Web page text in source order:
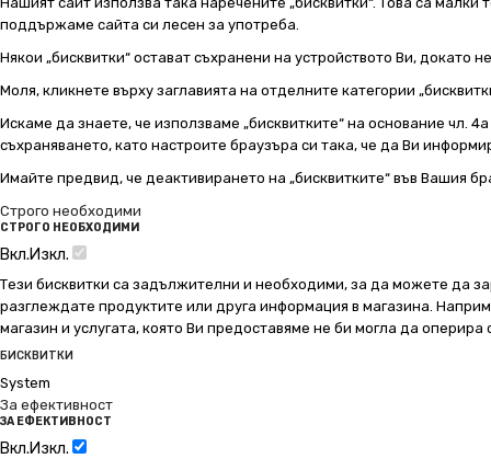
поддържаме сайта си лесен за употреба.
Някои „бисквитки“ остават съхранени на устройството Ви,
Моля, кликнете върху заглавията на отделните категории
Искаме да знаете, че използваме „бисквитките“ на основание чл.
съхраняването, като настроите браузъра си така, че да Ви
Имайте предвид, че деактивирането на „бисквитките“ във Вашия
Строго необходими
СТРОГО НЕОБХОДИМИ
Вкл.Изкл.
Тези бисквитки са задължителни и необходими, за да можете да
разглеждате продуктите или друга информация в магазина.
магазин и услугата, която Ви предоставяме не би могла да
БИСКВИТКИ
System
За ефективност
ЗА ЕФЕКТИВНОСТ
Вкл.Изкл.